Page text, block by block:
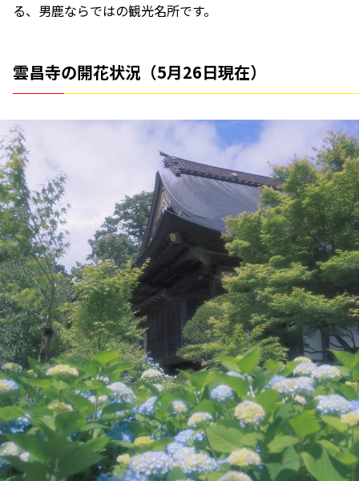
る、男鹿ならではの観光名所です。
雲昌寺の開花状況（5月26日現在）